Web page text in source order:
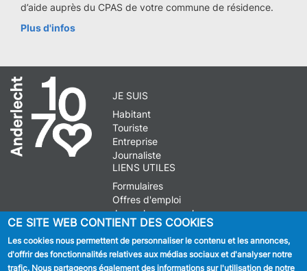
d’aide auprès du CPAS de votre commune de résidence.
Plus d'infos
JE SUIS
Habitant
Touriste
Entreprise
Journaliste
LIENS UTILES
Formulaires
Offres d'emploi
Journal communal
Stationnement
SUIVEZ NOUS
CE SITE WEB CONTIENT DES COOKIES
Les cookies nous permettent de personnaliser le contenu et les annonces,
d'offrir des fonctionnalités relatives aux médias sociaux et d'analyser notre
trafic. Nous partageons également des informations sur l'utilisation de notre